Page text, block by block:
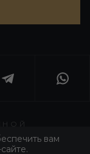
GROUP»
вам